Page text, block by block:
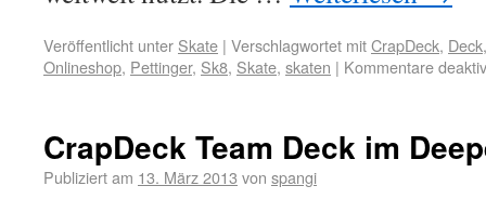
Veröffentlicht unter Skate | Verschlagwortet mitCrapDeck, Deck
Onlineshop, Pettinger, Sk8, Skate, skaten | Kommentare
CrapDeck Team Deck im
Publiziert am 13. März 2013 von spangi